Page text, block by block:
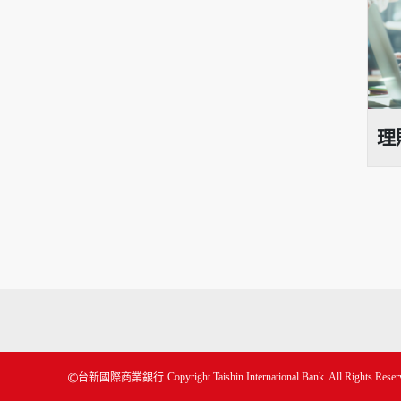
理
台新國際商業銀行 Copyright Taishin International Bank. All Rights